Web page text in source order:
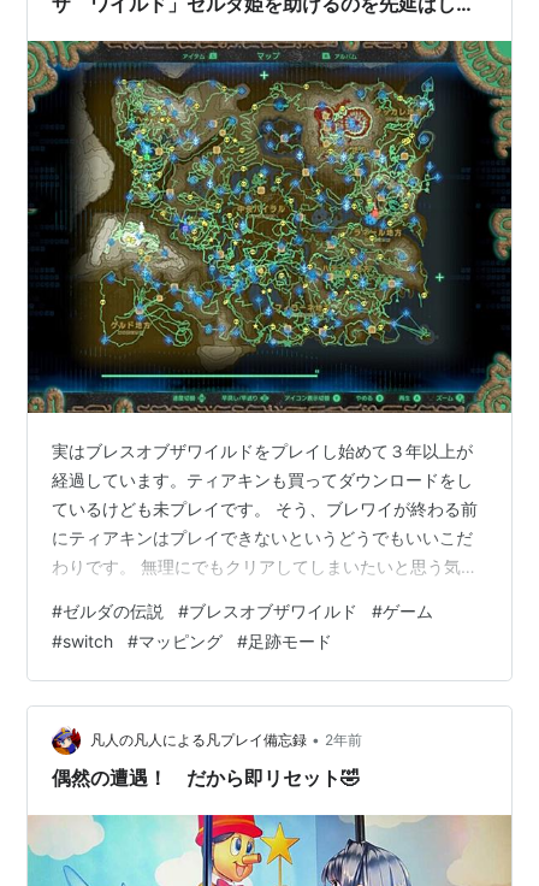
実はブレスオブザワイルドをプレイし始めて３年以上が
経過しています。ティアキンも買ってダウンロードをし
ているけども未プレイです。 そう、ブレワイが終わる前
にティアキンはプレイできないというどうでもいいこだ
わりです。 無理にでもクリアしてしまいたいと思う気持
済まないというか。塗りつぶさないと何だか気持ち悪
い。かといってクリアしてからマップを埋めていくのも
何だか結末を知っているとやる気がなくなりそうです。
僕のようなタイプの人は意外といるように思います。 オ
ープンワールドゲームの醍醐味なのかもしれませんね。
ゼルダ姫にはもうそろそろ愛想をつかされそうで…
#ゼルダの伝説 #ブレスオブザワイルド #ゲーム
#switch #マッピング #足跡モード
凡人の凡人による凡プレイ備忘録 • 2年前
偶然の遭遇！ だから即リセット🤣